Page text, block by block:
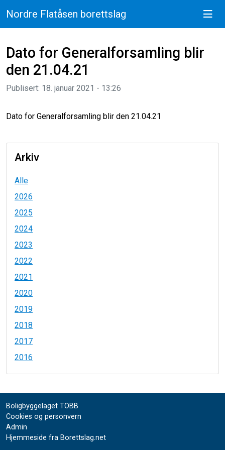
Nordre Flatåsen borettslag
Dato for Generalforsamling blir
den 21.04.21
Publisert: 18. januar 2021 - 13:26
Dato for Generalforsamling blir den 21.04.21
Arkiv
Alle
2026
2025
2024
2023
2022
2021
2020
2019
2018
2017
2016
Boligbyggelaget TOBB
Cookies og personvern
Admin
Hjemmeside fra Borettslag.net